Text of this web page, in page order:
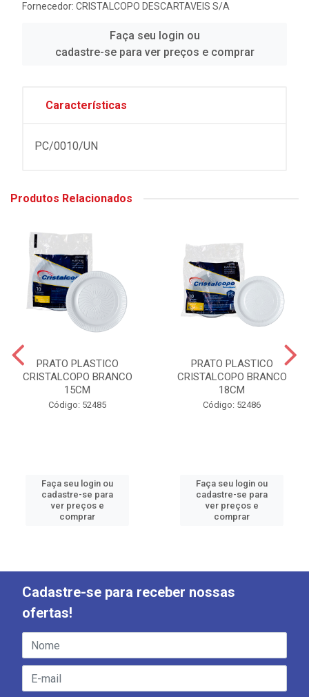
Fornecedor: CRISTALCOPO DESCARTAVEIS S/A
Faça seu login ou
cadastre-se para ver preços e comprar
Características
PC/0010/UN
Produtos Relacionados
PRATO PLASTICO
CRISTALCOPO BRANCO
15CM
Código: 52485
Faça seu login ou
cadastre-se para
ver preços e
comprar
PRATO PLASTICO
CRISTALCOPO BRANCO
18CM
Código: 52486
Faça seu login ou
cadastre-se para
ver preços e
comprar
Cadastre-se para receber nossas
ofertas!